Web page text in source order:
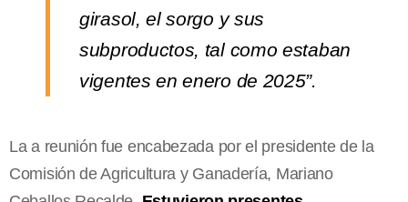
girasol, el sorgo y sus
subproductos, tal como estaban
vigentes en enero de 2025”.
La a reunión fue encabezada por el presidente de la
Comisión de Agricultura y Ganadería, Mariano